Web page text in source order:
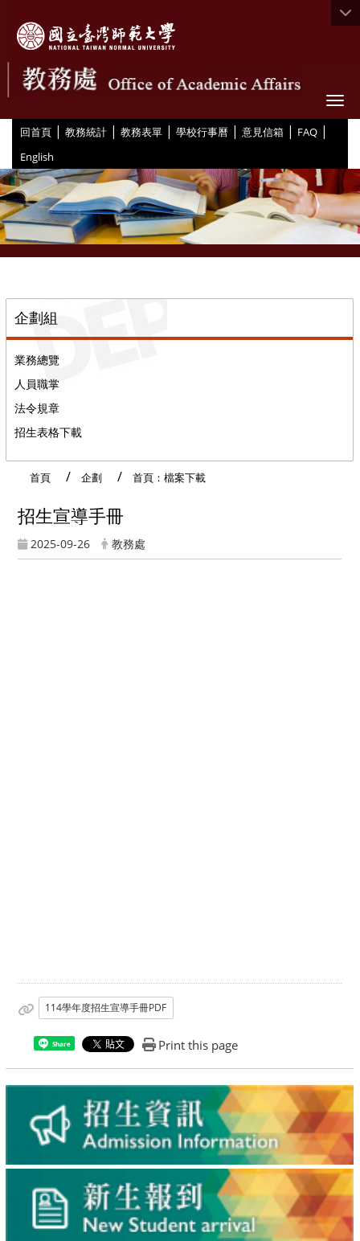
回首頁 | 教務統計 | 教務表單 | 學校行事曆 | 意見信箱 | FAQ |
English
企劃組
業務總覽
人員職掌
法令規章
招生表格下載
首頁 企劃 首頁：檔案下載
招生宣導手冊
2025-09-26 教務處
114學年度招生宣導手冊PDF
Share Print this page